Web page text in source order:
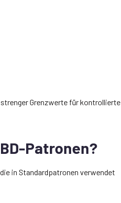
Grenzwerte für kontrollierte
Patronen?
in Standardpatronen verwendet